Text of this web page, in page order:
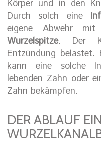
Körper und in den
Durch solch eine
eigene Abwehr
Wurzelspitze. Der
Entzündung belastet.
kann eine solche
lebenden Zahn oder
Zahn bekämpfen.
DER ABLAUF